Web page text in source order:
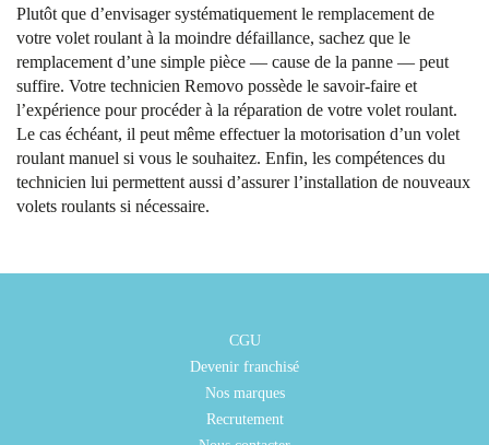
Plutôt que d’envisager systématiquement le remplacement de
votre volet roulant à la moindre défaillance, sachez que le
remplacement d’une simple pièce — cause de la panne — peut
suffire. Votre technicien Removo possède le savoir-faire et
l’expérience pour procéder à la réparation de votre volet roulant.
Le cas échéant, il peut même effectuer la motorisation d’un volet
roulant manuel si vous le souhaitez. Enfin, les compétences du
technicien lui permettent aussi d’assurer l’installation de nouveaux
volets roulants si nécessaire.
CGU
Devenir franchisé
Nos marques
Recrutement